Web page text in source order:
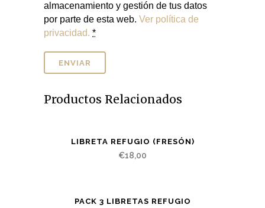
almacenamiento y gestión de tus datos
por parte de esta web. Ver política de
privacidad. *
Productos Relacionados
LIBRETA REFUGIO (FRESÓN)
€18,00
PACK 3 LIBRETAS REFUGIO